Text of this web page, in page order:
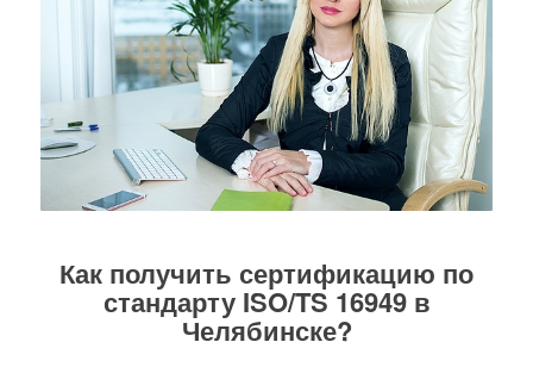
Как получить сертификацию по
стандарту ISO/TS 16949 в
Челябинске?